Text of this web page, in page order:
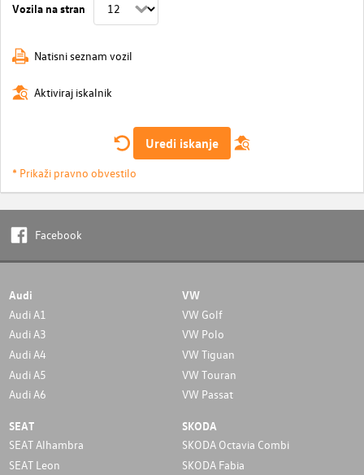
Vozila na stran
Natisni seznam vozil
Aktiviraj iskalnik
Uredi iskanje
* Prikaži pravno obvestilo
Facebook
Audi
Audi A1
Audi A3
Audi A4
Audi A5
Audi A6
VW
VW Golf
VW Polo
VW Tiguan
VW Touran
VW Passat
SEAT
SEAT Alhambra
SEAT Leon
SKODA
SKODA Octavia Combi
SKODA Fabia